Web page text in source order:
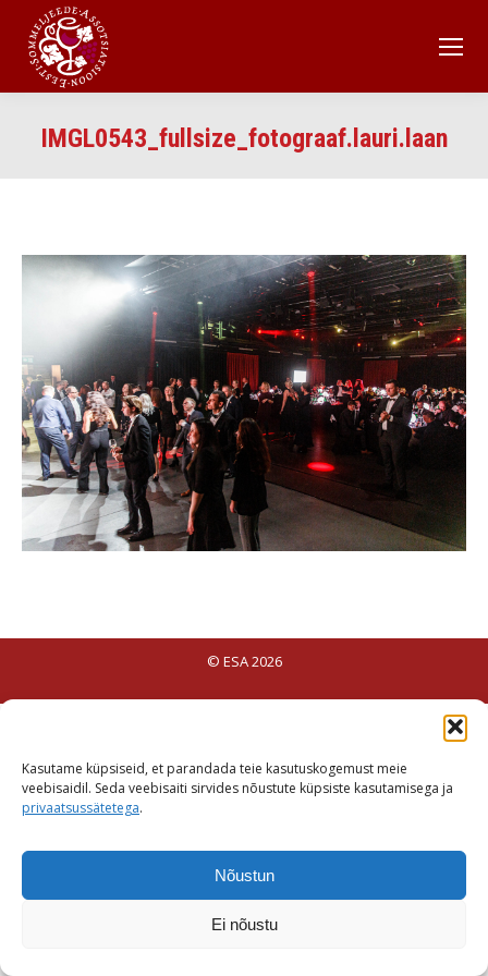
Kasutame küpsiseid, et parandada teie kasutuskogemust meie
veebisaidil. Seda veebisaiti sirvides nõustute küpsiste kasutamisega ja
privaatsussätetega.
Nõustun
Ei nõustu
IMGL0543_fullsize_fotograaf.lauri.laan
© ESA 2026